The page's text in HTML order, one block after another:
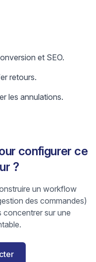
et SEO.
retours.
les annulations.
configurer ce
?
un workflow
des commandes)
concentrer sur une